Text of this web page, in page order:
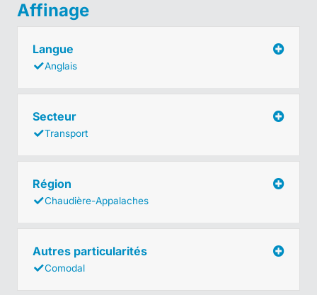
Affinage
Langue
Anglais
Secteur
Transport
Région
Chaudière-Appalaches
Autres particularités
Comodal